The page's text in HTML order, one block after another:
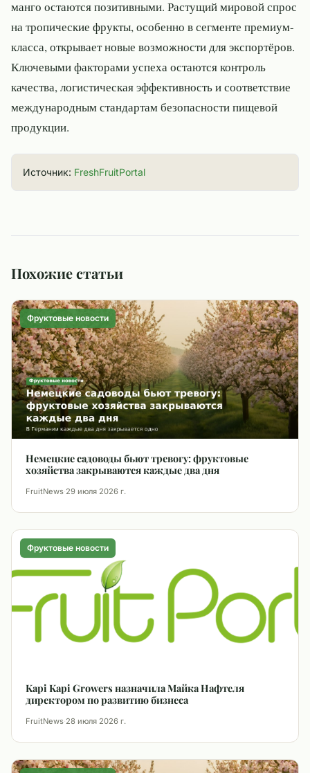
манго остаются позитивными. Растущий мировой спрос
на тропические фрукты, особенно в сегменте премиум-
класса, открывает новые возможности для экспортёров.
Ключевыми факторами успеха остаются контроль
качества, логистическая эффективность и соответствие
международным стандартам безопасности пищевой
продукции.
Источник: FreshFruitPortal
Похожие статьи
Фруктовые новости
Немецкие садоводы бьют тревогу: фруктовые
хозяйства закрываются каждые два дня
FruitNews·29 июля 2026 г.
Фруктовые новости
Kapi Kapi Growers назначила Майка Нафтеля
директором по развитию бизнеса
FruitNews·28 июля 2026 г.